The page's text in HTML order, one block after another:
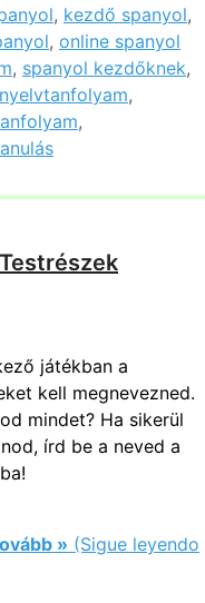
, kezdő spanyol,
, online spanyol
, spanyol kezdőknek,
,
,
játékban a
kell megnevezned.
mindet? Ha sikerül
írd be a neved a
» (Sigue leyendo